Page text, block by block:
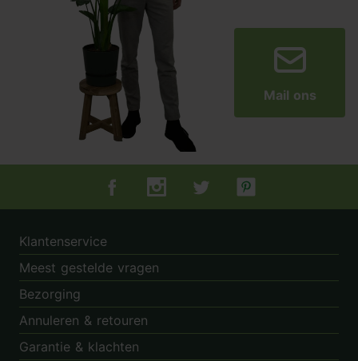
Mail ons
Tuincentrum.nl op Facebook
Tuincentrum.nl op Instagram
Tuincentrum.nl op Twitter
Tuincentrum.nl op
Klantenservice
Meest gestelde vragen
Bezorging
Annuleren & retouren
Garantie & klachten